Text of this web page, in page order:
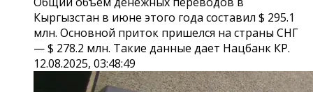
Кыргызстан в июне этого года составил $ 295.1
млн. Основной приток пришелся на страны СНГ
— $ 278.2 млн. Такие данные дает Нацбанк КР.
12.08.2025, 03:48:49